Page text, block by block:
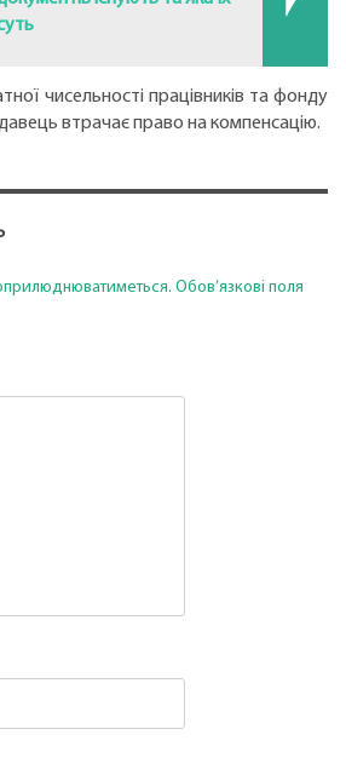
чисельності працівників та фонду
втрачає право на компенсацію.
Обов’язкові поля